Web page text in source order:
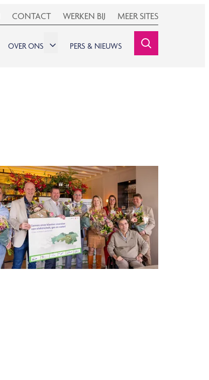
SEARCHINE
OVER ONS PERS & NIEUWS
CONTACT WERKEN BIJ MEER SITES